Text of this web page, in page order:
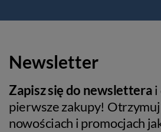
Newsletter
Zapisz się do newsletterai
pierwsze zakupy!
nowościach i promocjach